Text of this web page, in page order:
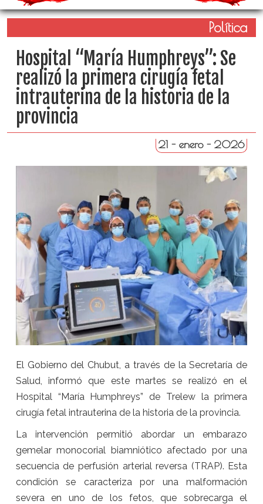
Política
Hospital “María Humphreys”: Se
realizó la primera cirugía fetal
intrauterina de la historia de la
provincia
21 - enero - 2026
El Gobierno del Chubut, a través de la Secretaría de
Salud, informó que este martes se realizó en el
Hospital “María Humphreys” de Trelew la primera
cirugía fetal intrauterina de la historia de la provincia.
La intervención permitió abordar un embarazo
gemelar monocorial biamniótico afectado por una
secuencia de perfusión arterial reversa (TRAP). Esta
condición se caracteriza por una malformación
severa en uno de los fetos, que sobrecarga el